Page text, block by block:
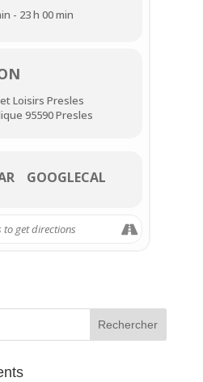
- 23 h 00 min
Loisirs Presles
95590 Presles
GOOGLECAL